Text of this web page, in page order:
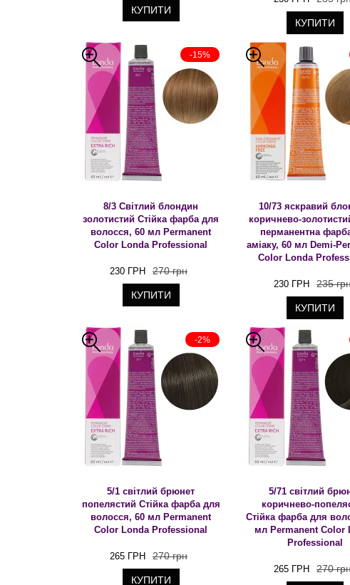
КУПИТИ
КУПИТИ
-15%
8/3 Світлий блондин
золотистий Стійка фарба для
волосся, 60 мл Permanent
Color Londa Professional
230 ГРН 270 грн
КУПИТИ
10/73 яскравий
коричнево-
перманентна
аміаку, 60 мл Demi-
Color Londa
230 ГРН 235
КУПИТИ
-2%
5/1 світлий брюнет
попелястий Стійка фарба для
волосся, 60 мл Permanent
Color Londa Professional
265 ГРН 270 грн
КУПИТИ
5/71 світлий
коричнево-
Стійка фарба для
мл Permanent Color
Professional
265 ГРН 270